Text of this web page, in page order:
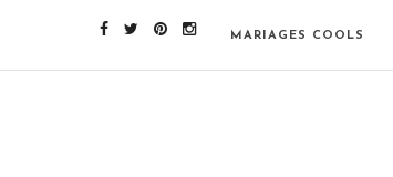
MARIAGES COOLS